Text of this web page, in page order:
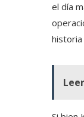
el día